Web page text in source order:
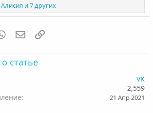
Алисияи 7 других
WhatsAppЭлектронная почта
статье
VK
2,559
21 Апр 2021